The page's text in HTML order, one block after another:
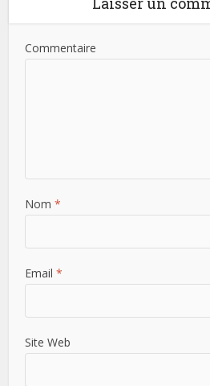
Commentaire
Nom *
Email *
Site Web